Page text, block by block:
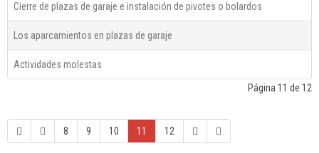
Cierre de plazas de garaje e instalación de pivotes o bolardos
Los aparcamientos en plazas de garaje
Actividades molestas
Página 11 de 12
8 9 10 11 12